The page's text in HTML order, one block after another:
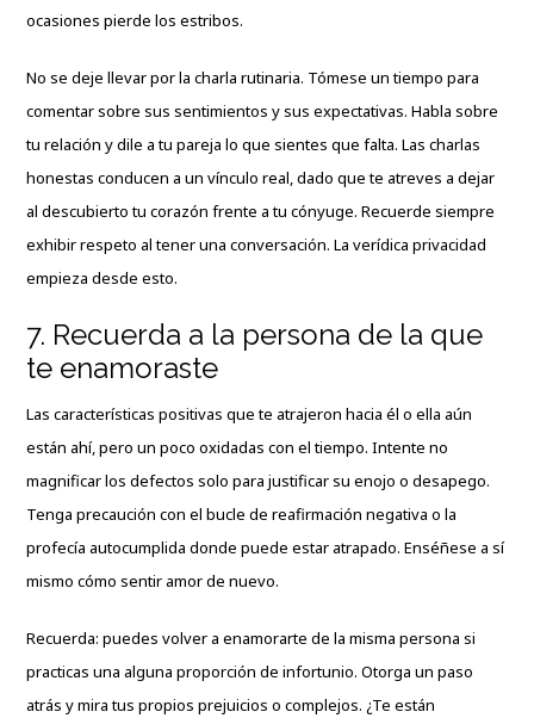
ocasiones pierde los estribos.
No se deje llevar por la charla rutinaria. Tómese un tiempo para
comentar sobre sus sentimientos y sus expectativas. Habla sobre
tu relación y dile a tu pareja lo que sientes que falta. Las charlas
honestas conducen a un vínculo real, dado que te atreves a dejar
al descubierto tu corazón frente a tu cónyuge. Recuerde siempre
exhibir respeto al tener una conversación. La verídica privacidad
empieza desde esto.
7. Recuerda a la persona de la que
te enamoraste
Las características positivas que te atrajeron hacia él o ella aún
están ahí, pero un poco oxidadas con el tiempo. Intente no
magnificar los defectos solo para justificar su enojo o desapego.
Tenga precaución con el bucle de reafirmación negativa o la
profecía autocumplida donde puede estar atrapado. Enséñese a sí
mismo cómo sentir amor de nuevo.
Recuerda: puedes volver a enamorarte de la misma persona si
practicas una alguna proporción de infortunio. Otorga un paso
atrás y mira tus propios prejuicios o complejos. ¿Te están